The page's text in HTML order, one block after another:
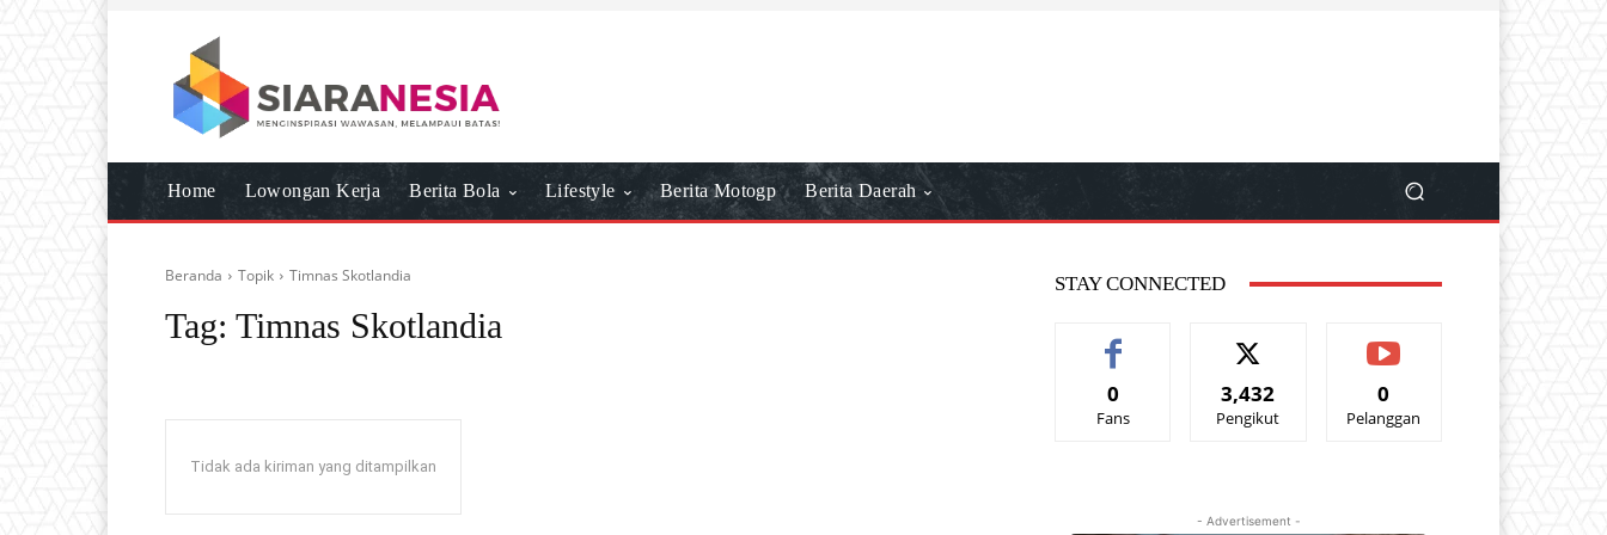
Home Lowongan Kerja Berita Bola Lifestyle Berita Motogp Berita Daerah
Beranda Topik Timnas Skotlandia
Tag: Timnas Skotlandia
Tidak ada kiriman yang ditampilkan
STAY CONNECTED
0
Fans
3,432
Pengikut
0
Pelanggan
- Advertisement -